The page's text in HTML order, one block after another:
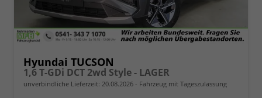
Hyundai TUCSON
1,6 T-GDi DCT 2wd Style - LAGER
unverbindliche Lieferzeit: 20.08.2026 Fahrzeug mit Tageszulassung